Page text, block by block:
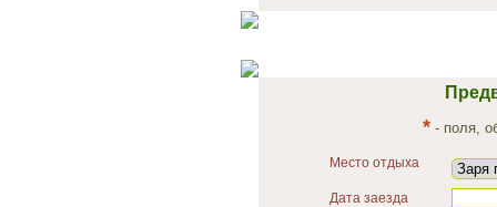
* - поля,
Место отдыха
Дата заезда